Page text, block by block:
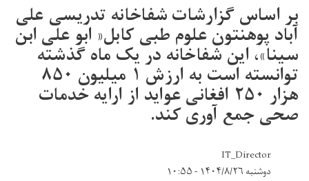
بر اساس گزارشات شفاخانه تدریسی علی
آباد پوهنتون علوم طبی کابل« ابو علی ابن
سینا»، این شفاخانه در یک ماه گذشته
توانسته است به ارزش ۱ میلیون ۸۵۰
هزار ۲۵۰ افغانی عواید از ارایه خدمات
صحی جمع آوری کند.
IT_Director
دوشنبه ۱۴۰۴/۸/۲۶ - ۱۰:۵۵